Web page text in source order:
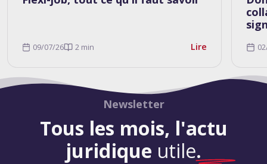
09/07/26 2 min Lire
Newsletter
Tous les mois, l'actu
juridique utile.